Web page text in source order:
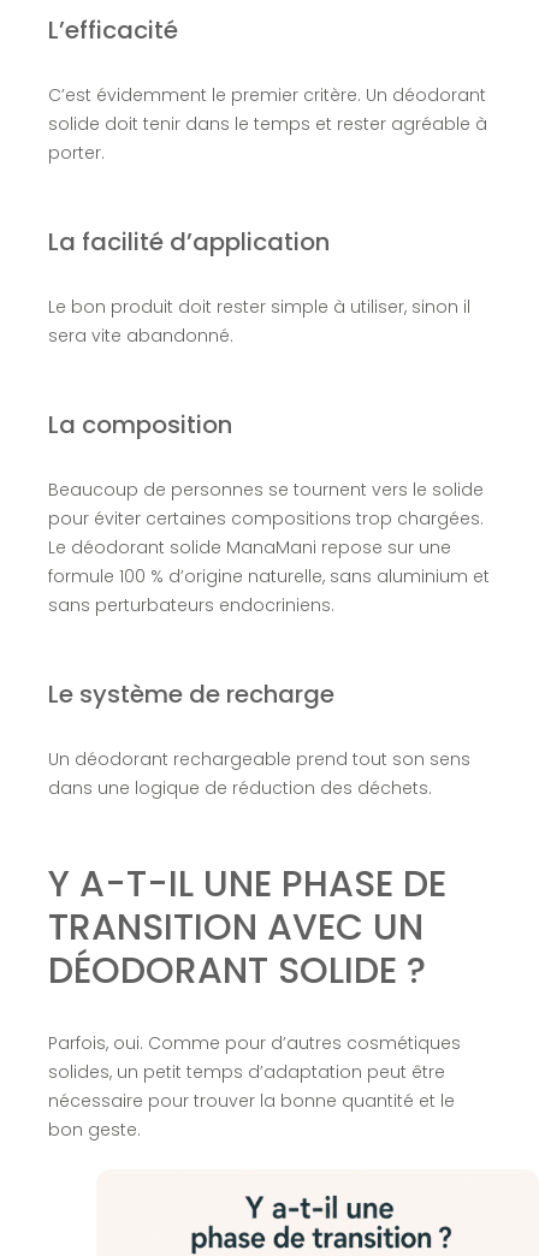
L’efficacité
C’est évidemment le premier critère. Un déodorant
solide doit tenir dans le temps et rester agréable à
porter.
La facilité d’application
Le bon produit doit rester simple à utiliser, sinon il
sera vite abandonné.
La composition
Beaucoup de personnes se tournent vers le solide
pour éviter certaines compositions trop chargées.
Le déodorant solide ManaMani repose sur une
formule 100 % d’origine naturelle, sans aluminium et
sans perturbateurs endocriniens.
Le système de recharge
Un déodorant rechargeable prend tout son sens
dans une logique de réduction des déchets.
Y A-T-IL UNE PHASE DE
TRANSITION AVEC UN
DÉODORANT SOLIDE ?
Parfois, oui. Comme pour d’autres cosmétiques
solides, un petit temps d’adaptation peut être
nécessaire pour trouver la bonne quantité et le
bon geste.